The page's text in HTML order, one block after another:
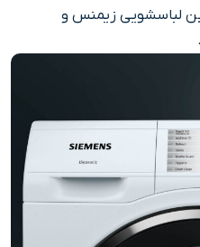
لباسشویی زیمنس و